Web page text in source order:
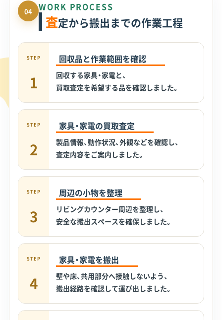
04 WORK PROCESS
査定から搬出までの作業工程
STEP
1
回収品と作業範囲を確認
回収する家具・家電と、
買取査定を希望する品を確認しました。
STEP
2
家具・家電の買取査定
製品情報、動作状況、外観などを確認し、
査定内容をご案内しました。
STEP
3
周辺の小物を整理
リビングカウンター周辺を整理し、
安全な搬出スペースを確保しました。
STEP
4
家具・家電を搬出
壁や床、共用部分へ接触しないよう、
搬出経路を確認して運び出しました。